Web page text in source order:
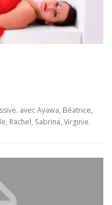
avec Ayawa, Béatrice,
Rachel, Sabrina, Virginie.